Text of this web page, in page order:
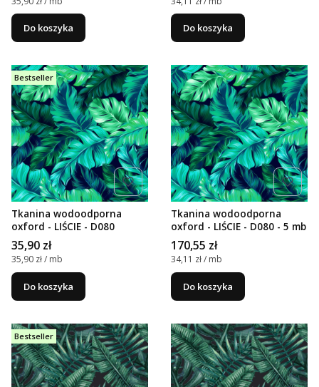
Do koszyka Do koszyka
Bestseller
Tkanina wodoodporna
oxford - LIŚCIE - D080
Cena
35,90 zł
Cena jednostkowa
35,90 zł / mb
Do koszyka
Tkanina wodoodporna
oxford - LIŚCIE - D080 - 5 mb
Cena
170,55 zł
Cena jednostkowa
34,11 zł / mb
Do koszyka
Bestseller